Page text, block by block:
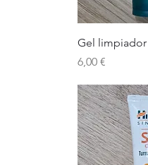
Gel limpiador
Precio
6,00 €